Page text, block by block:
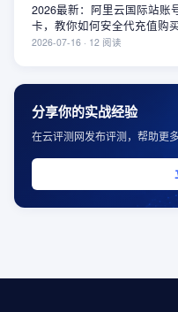
2026最新：阿里云国际站账
卡，教你如何安全代充值购
2026-07-16 · 12 阅读
分享你的实战经验
在云评测网发布评测，帮助更